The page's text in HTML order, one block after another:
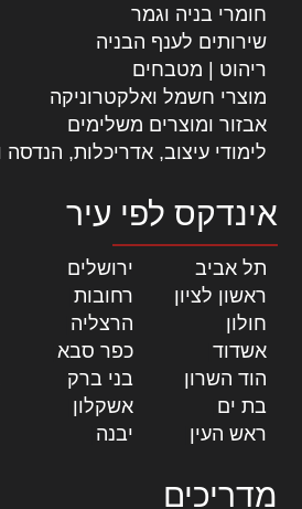
חומרי בניה וגמר
שירותים לענף הבניה
ריהוט | מטבחים
מוצרי חשמל ואלקטרוניקה
אבזור ומוצרים משלימים
לימודי עיצוב, אדריכלות, הנדסה
אינדקס לפי עיר
תל אביב ירושלים
ראשון לציון
רחובות
חולון
הרצליה
אשדוד
כפר סבא
הוד השרון
בני ברק
בת ים
אשקלון
ראש העין
יבנה
מדריכים